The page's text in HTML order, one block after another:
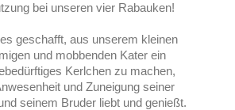
bei unseren vier Rabauken!
geschafft, aus unserem kleinen
und mobbenden Kater ein
Kerlchen zu machen,
und Zuneigung seiner
seinem Bruder liebt und genießt.